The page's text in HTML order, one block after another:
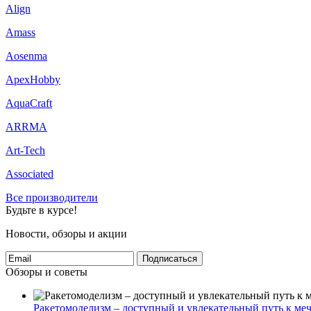
Align
Amass
Aosenma
ApexHobby
AquaCraft
ARRMA
Art-Tech
Associated
Все производители
Будьте в курсе!
Новости, обзоры и акции
Подписаться
Обзоры и советы
Ракетомоделизм – доступный и увлекательный путь к